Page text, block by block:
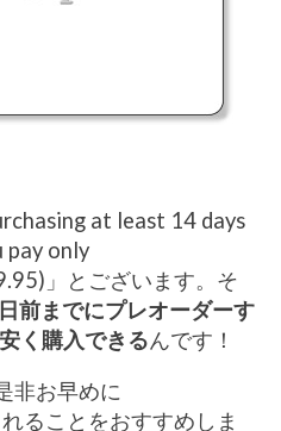
at least 14 days
pay only
」とございます。そ
前までにプレオーダーす
く購入できるんです！
非お早めに
ることをおすすめしま